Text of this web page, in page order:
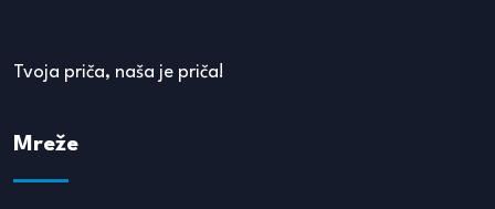
Tvoja priča, naša je priča!
Mreže